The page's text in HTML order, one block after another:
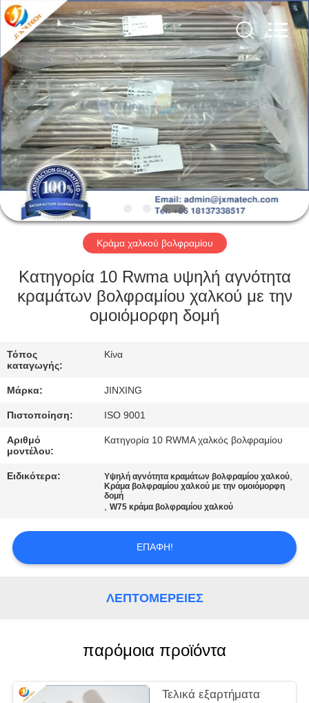
ΣΠΊΤΙ
ΠΡΟΪΌΝΤΑ
ΠΕΡΊΠΟΥ
ΕΜΕΊΣ
ΓΎΡΟΣ
ΕΡΓΟΣΤΑΣΊΩΝ
ΜΑΣ
ΕΠΑΦΉ
ΜΕ
ΕΙΔΉΣΕΙΣ
ΠΕΡΙΠΤΏΣΕΙΣ
ΈΝΑ
ΑΠΌΣΠΑΣΜΑ
PRIVACY
LTD.
All
Rights
Reserved.
Developed
by
ECER
Κράμα χαλκού βολφραμίου
Κατηγορία 10 Rwma υψηλή αγνότητα
κραμάτων βολφραμίου χαλκού με την
ομοιόμορφη δομή
Τόπος
καταγωγής:
Κίνα
Μάρκα: JINXING
Πιστοποίηση: ISO 9001
Αριθμό
μοντέλου:
Κατηγορία 10 RWMA χαλκός βολφραμίου
Ειδικότερα: Υψηλή αγνότητα κραμάτων βολφραμίου χαλκού,
Κράμα βολφραμίου χαλκού με την ομοιόμορφη
δομή
,W75 κράμα βολφραμίου χαλκού
ΕΠΑΦΉ!
ΛΕΠΤΟΜΈΡΕΙΕΣ
παρόμοια προϊόντα
Τελικά εξαρτήματα